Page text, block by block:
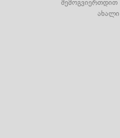
შემოგვიერთდით
ახალი